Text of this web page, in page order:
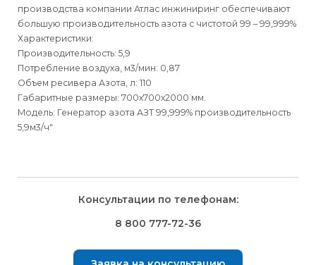
производства компании Атлас инжиниринг обеспечивают
большую производительность азота с чистотой 99 – 99,999%
Характеристики:
Производительность: 5,9
Потребление воздуха, м3/мин: 0,87
Объем ресивера Азота, л: 110
Габаритные размеры: 700х700х2000 мм.
Модель: Генератор азота АЗТ 99,999% производительность
5,9м3/ч"
лиц
Способ оплаты
Выбрать вид оплаты Вы сможете в Корзине при
лиц
Способыдоставки
Доставка осуществляется транспортными компаниями и
оплачивается покупателем при получении заказа.
Транспортную компанию Вы сможете выбрать в Корзине
лиц
Правила возврата товара, приобретённого
лиц
Консультации по телефонам:
8 800 777-72-36